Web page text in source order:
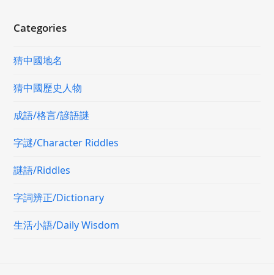
Categories
猜中國地名
猜中國歷史人物
成語/格言/諺語謎
字謎/Character Riddles
謎語/Riddles
字詞辨正/Dictionary
生活小語/Daily Wisdom